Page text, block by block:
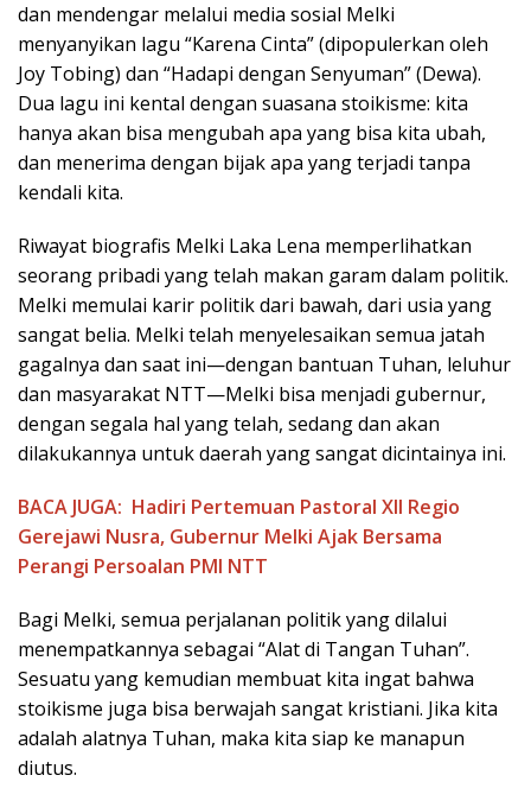
dan mendengar melalui media sosial Melki
menyanyikan lagu “Karena Cinta” (dipopulerkan oleh
Joy Tobing) dan “Hadapi dengan Senyuman” (Dewa).
Dua lagu ini kental dengan suasana stoikisme: kita
hanya akan bisa mengubah apa yang bisa kita ubah,
dan menerima dengan bijak apa yang terjadi tanpa
kendali kita.
Riwayat biografis Melki Laka Lena memperlihatkan
seorang pribadi yang telah makan garam dalam politik.
Melki memulai karir politik dari bawah, dari usia yang
sangat belia. Melki telah menyelesaikan semua jatah
gagalnya dan saat ini—dengan bantuan Tuhan, leluhur
dan masyarakat NTT—Melki bisa menjadi gubernur,
dengan segala hal yang telah, sedang dan akan
dilakukannya untuk daerah yang sangat dicintainya ini.
BACA JUGA: Hadiri Pertemuan Pastoral XII Regio
Gerejawi Nusra, Gubernur Melki Ajak Bersama
Perangi Persoalan PMI NTT
Bagi Melki, semua perjalanan politik yang dilalui
menempatkannya sebagai “Alat di Tangan Tuhan”.
Sesuatu yang kemudian membuat kita ingat bahwa
stoikisme juga bisa berwajah sangat kristiani. Jika kita
adalah alatnya Tuhan, maka kita siap ke manapun
diutus.